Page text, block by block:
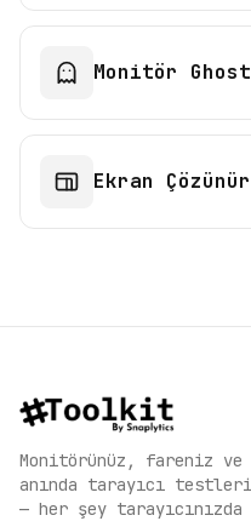
Monitör
Ekran
Monitörünüz, fareniz
anında tarayıcı
— her şey